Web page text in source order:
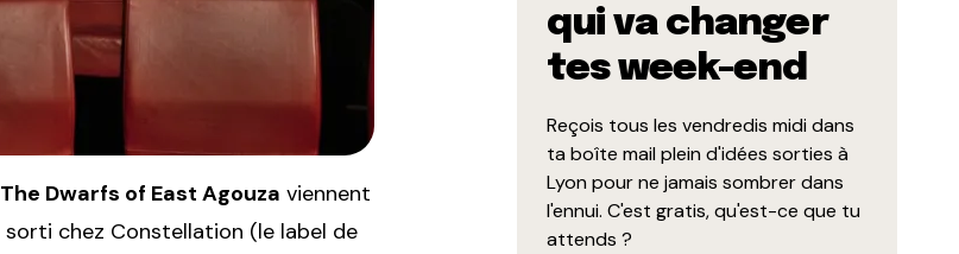
The Dwarfs of East Agouza viennent
sorti chez Constellation (le label de
qui va changer
tes week-end
Reçois tous les vendredis midi dans
ta boîte mail plein d'idées sorties à
Lyon pour ne jamais sombrer dans
l'ennui. C'est gratis, qu'est-ce que tu
attends ?